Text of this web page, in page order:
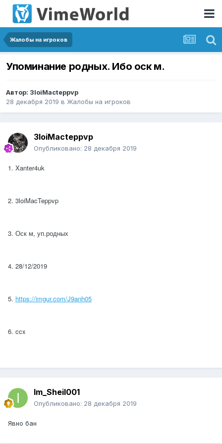
Жалобы на игроков
Упоминание родных. Ибо оск м.
Автор: 3loiMacteppvp
28 декабря 2019 в Жалобы на игроков
3loiMacteppvp
Опубликовано: 28 декабря 2019
1. Xanter4uk
2. 3loiMacTeppvp
3. Оск м, уп.родных
4. 28/12/2019
5. https://imgur.com/J9anh05
6. ccx
Im_Sheil001
Опубликовано: 28 декабря 2019
Явно бан